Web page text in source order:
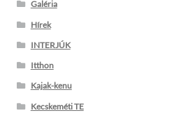
Galéria
Hírek
INTERJÚK
Itthon
Kajak-kenu
Kecskeméti TE